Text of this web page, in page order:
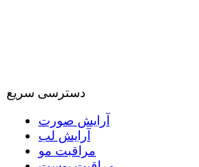
دسترسی سریع
آرایش صورت
آرایش لب
مراقبت مو